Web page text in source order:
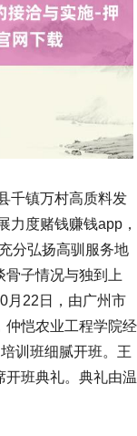
千镇万村高质料发
力度赌钱赚钱app，
分弘扬高驯服务地
骨子情况与独到上
月22日，由广州市
仲恺农业工程学院经
训班细腻开班。王
开班典礼。典礼由温